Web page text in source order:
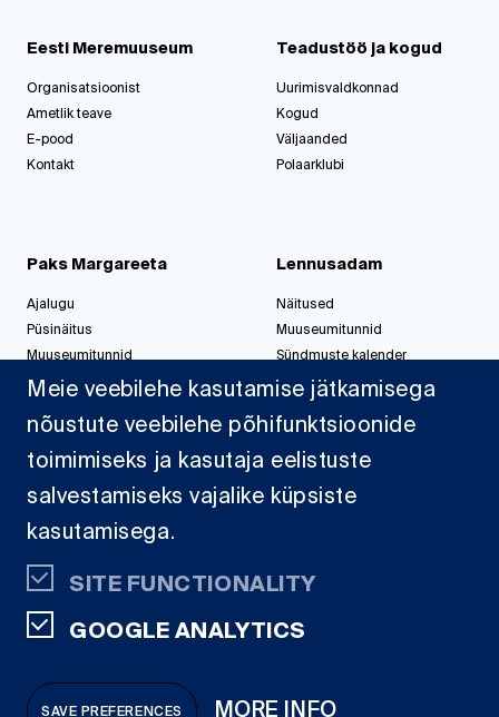
Eesti Meremuuseum
Organisatsioonist
Ametlik teave
E-pood
Kontakt
Teadustöö ja kogud
Uurimisvaldkonnad
Kogud
Väljaanded
Polaarklubi
Paks Margareeta
Ajalugu
Püsinäitus
Muuseumitunnid
Korralda üritus
Lennusadam
Näitused
Muuseumitunnid
Sündmuste kalender
Korralda üritus
Sadamast
Dokumendid
SA Eesti Vesilennuki 1,
Meie veebilehe kasutamise jätkamisega
nõustute veebilehe põhifunktsioonide
toimimiseks ja kasutaja eelistuste
salvestamiseks vajalike küpsiste
kasutamisega.
SITE FUNCTIONALITY
GOOGLE ANALYTICS
SAVE PREFERENCES MORE INFO